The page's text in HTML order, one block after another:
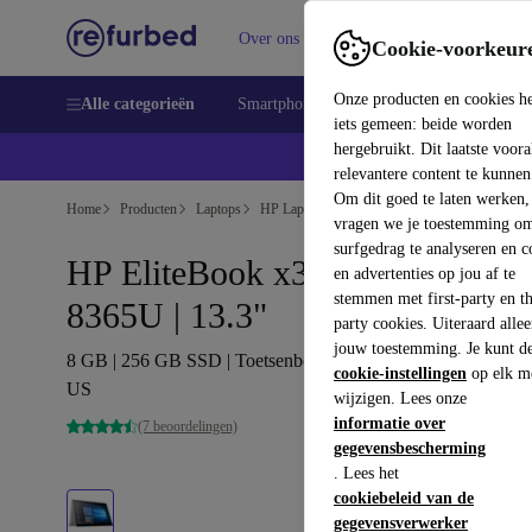
Cookie-
Onze producten en cookies
iets gemeen: beide worden
hergebruikt. Dit laatste
relevantere content te
Om dit goed te laten werken,
vragen we je toestemming
surfgedrag te analyseren en
en advertenties op jou af te
stemmen met first-party en
party cookies. Uiteraard
jouw toestemming. Je kunt
cookie-instellingen op elk
wijzigen. Lees onze
informatie over
gegevensbescherming
. Lees het
cookiebeleid van de
gegevensverwerker
Over ons Verkopen Support
Alle categorieën Smartphones Laptops Tablets
Home Producten Laptops HP Laptops
HP EliteBook x360 830 G6 | i5-
8365U | 13.3"
8 GB | 256 GB SSD | Toetsenbordverlichting | Win 11 Pro |
US
(7 beoordelingen)